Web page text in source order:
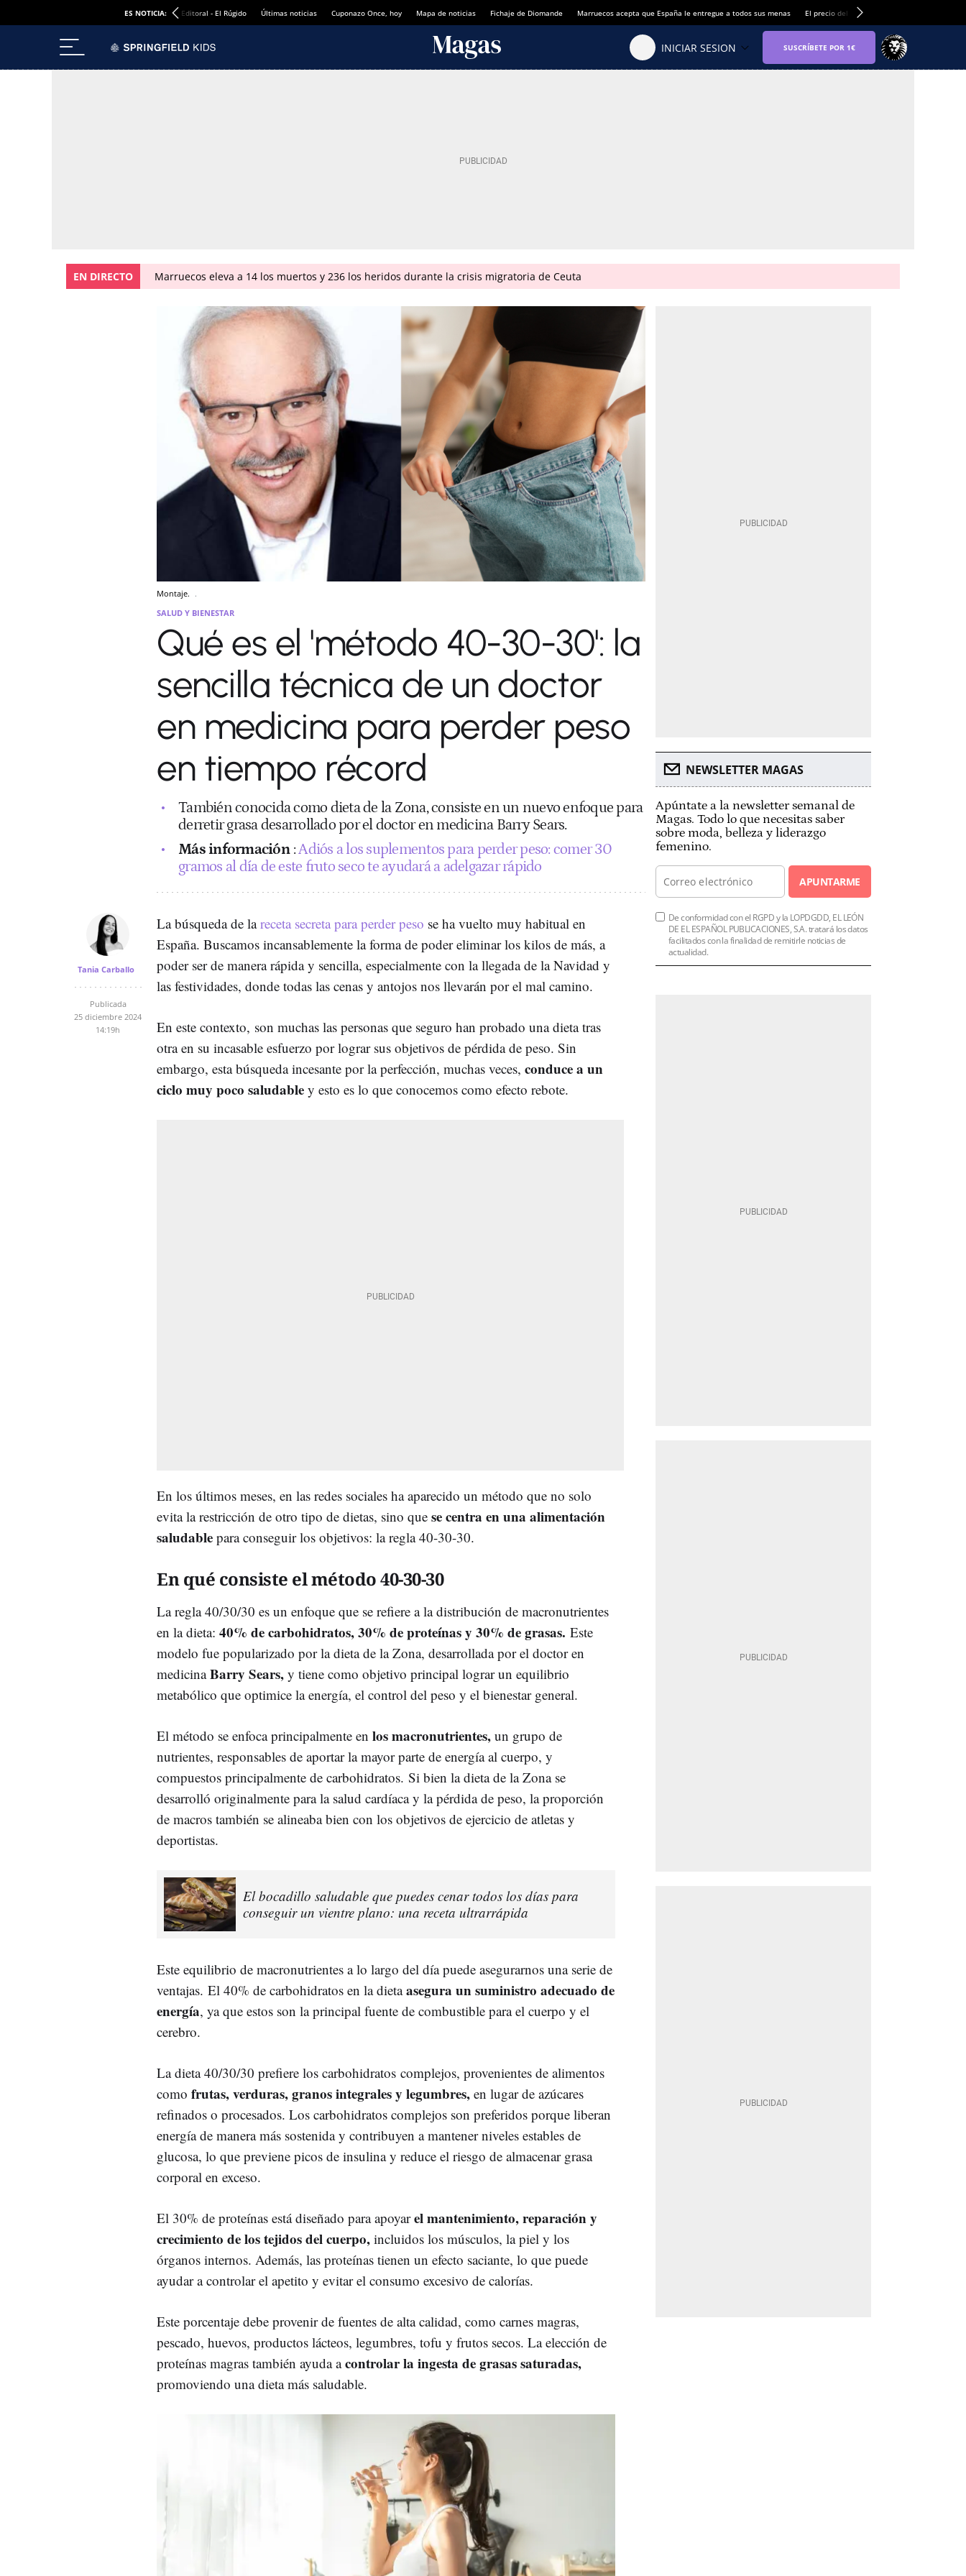
ES NOTICIA: Editoral - El Rúgido Últimas noticias Cuponazo Once, hoy Mapa de noticias Fichaje de Diomande Marruecos acepta que España le entregue a todos sus menas El precio del alquiler de vivienda baja por
EN DIRECTO Marruecos eleva a 14 los muertos y 236 los heridos durante la crisis migratoria de Ceuta
Montaje. .
SALUD Y BIENESTAR
Qué es el 'método 40-30-30': la
sencilla técnica de un doctor
en medicina para perder peso
en tiempo récord
También conocida como dieta de la Zona, consiste en un nuevo enfoque para
derretir grasa desarrollado por el doctor en medicina Barry Sears.
Más información :Adiós a los suplementos para perder peso: comer 30
gramos al día de este fruto seco te ayudará a adelgazar rápido
Tania Carballo
Publicada
25 diciembre 2024
14:19h
La búsqueda de lareceta secreta para perder peso se ha vuelto muy habitual en
España. Buscamos incansablemente la forma de poder eliminar los kilos de más, a
poder ser de manera rápida y sencilla, especialmente con la llegada de la Navidad y
las festividades, donde todas las cenas y antojos nos llevarán por el mal camino.
En este contexto, son muchas las personas que seguro han probado una dieta tras
otra en su incasable esfuerzo por lograr sus objetivos de pérdida de peso. Sin
embargo, esta búsqueda incesante por la perfección, muchas veces, conduce a un
ciclo muy poco saludable y esto es lo que conocemos como efecto rebote.
En los últimos meses, en las redes sociales ha aparecido un método que no solo
evita la restricción de otro tipo de dietas, sino que se centra en una alimentación
saludable para conseguir los objetivos: la regla 40-30-30.
En qué consiste el método 40-30-30
La regla 40/30/30 es un enfoque que se refiere a la distribución de macronutrientes
en la dieta: 40% de carbohidratos, 30% de proteínas y 30% de grasas. Este
modelo fue popularizado por la dieta de la Zona, desarrollada por el doctor en
medicinaBarry Sears, y tiene como objetivo principal lograr un equilibrio
metabólico que optimice la energía, el control del peso y el bienestar general.
El método se enfoca principalmente en los macronutrientes, un grupo de
nutrientes, responsables de aportar la mayor parte de energía al cuerpo, y
compuestos principalmente de carbohidratos. Si bien la dieta de la Zona se
desarrolló originalmente para la salud cardíaca y la pérdida de peso, la proporción
de macros también se alineaba bien con los objetivos de ejercicio de atletas y
deportistas.
El bocadillo saludable que puedes cenar todos los días para
conseguir un vientre plano: una receta ultrarrápida
Este equilibrio de macronutrientes a lo largo del día puede asegurarnos una serie de
ventajas. El 40% de carbohidratos en la dietaasegura un suministro adecuado de
energía, ya que estos son la principal fuente de combustible para el cuerpo y el
cerebro.
La dieta 40/30/30 prefiere los carbohidratos complejos, provenientes de alimentos
como frutas, verduras, granos integrales y legumbres, en lugar de azúcares
refinados o procesados. Los carbohidratos complejos son preferidos porque liberan
energía de manera más sostenida y contribuyen a mantener niveles estables de
glucosa, lo que previene picos de insulina y reduce el riesgo de almacenar grasa
corporal en exceso.
El 30% de proteínas está diseñado para apoyarel mantenimiento, reparación y
crecimiento de los tejidos del cuerpo, incluidos los músculos, la piel y los
órganos internos. Además, las proteínas tienen un efecto saciante, lo que puede
ayudar a controlar el apetito y evitar el consumo excesivo de calorías.
Este porcentaje debe provenir de fuentes de alta calidad, como carnes magras,
pescado, huevos, productos lácteos, legumbres, tofu y frutos secos. La elección de
proteínas magras también ayuda acontrolar la ingesta de grasas saturadas,
promoviendo una dieta más saludable.
NEWSLETTER MAGAS
Apúntate a la newsletter semanal de
Magas. Todo lo que necesitas saber
sobre moda, belleza y liderazgo
femenino.
APUNTARME
De conformidad con el RGPD y la LOPDGDD, EL LEÓN
DE EL ESPAÑOL PUBLICACIONES, S.A. tratará los datos
facilitados con la finalidad de remitirle noticias de
actualidad.